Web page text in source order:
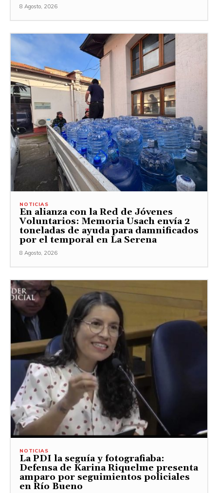
8 Agosto, 2026
NOTICIAS
En alianza con la Red de Jóvenes
Voluntarios: Memoria Usach envía 2
toneladas de ayuda para damnificados
por el temporal en La Serena
8 Agosto, 2026
NOTICIAS
La PDI la seguía y fotografiaba:
Defensa de Karina Riquelme presenta
amparo por seguimientos policiales
en Río Bueno